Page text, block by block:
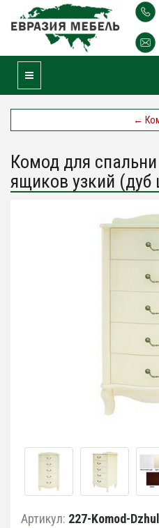
Toggle Navigation
←
Комод для
ящиков узкий
Артикул: 227-Komod-